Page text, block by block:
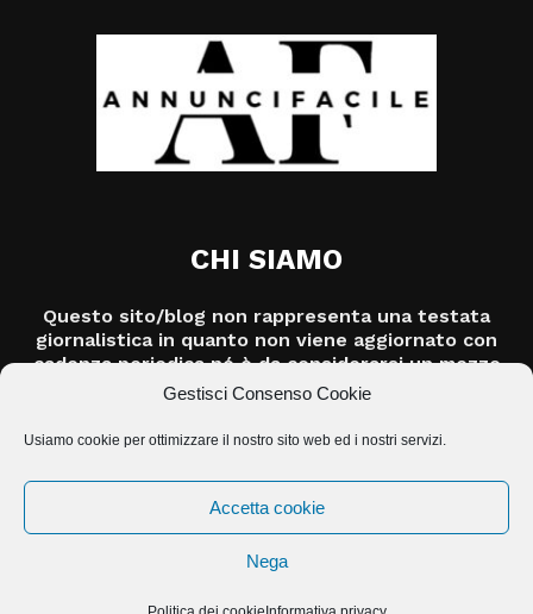
Gestisci Consenso Cookie
Usiamo cookie per ottimizzare il nostro sito web ed i nostri servizi.
Accetta cookie
Nega
CHI SIAMO
Questo sito/blog non rappresenta una testata
giornalistica in quanto non viene aggiornato con
cadenza periodica né è da considerarsi un mezzo
di informazione o un prodotto editoriale ai sensi